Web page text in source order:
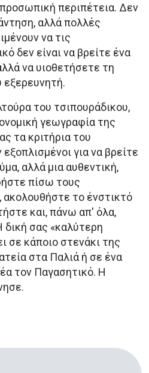
προσωπική περιπέτεια. Δεν
αλλά πολλές
να τις
δεν είναι να βρείτε ένα
να υιοθετήσετε τη
εξερευνητή.
του τσιπουράδικου,
γεωγραφία της
τα κριτήρια του
για να βρείτε
αλλά μια αυθεντική,
πίσω τους
ακολουθήστε το ένστικτό
και, πάνω απ' όλα,
δική σας «καλύτερη
σε κάποιο στενάκι της
στα Παλιά ή σε ένα
τον Παγασητικό. Η